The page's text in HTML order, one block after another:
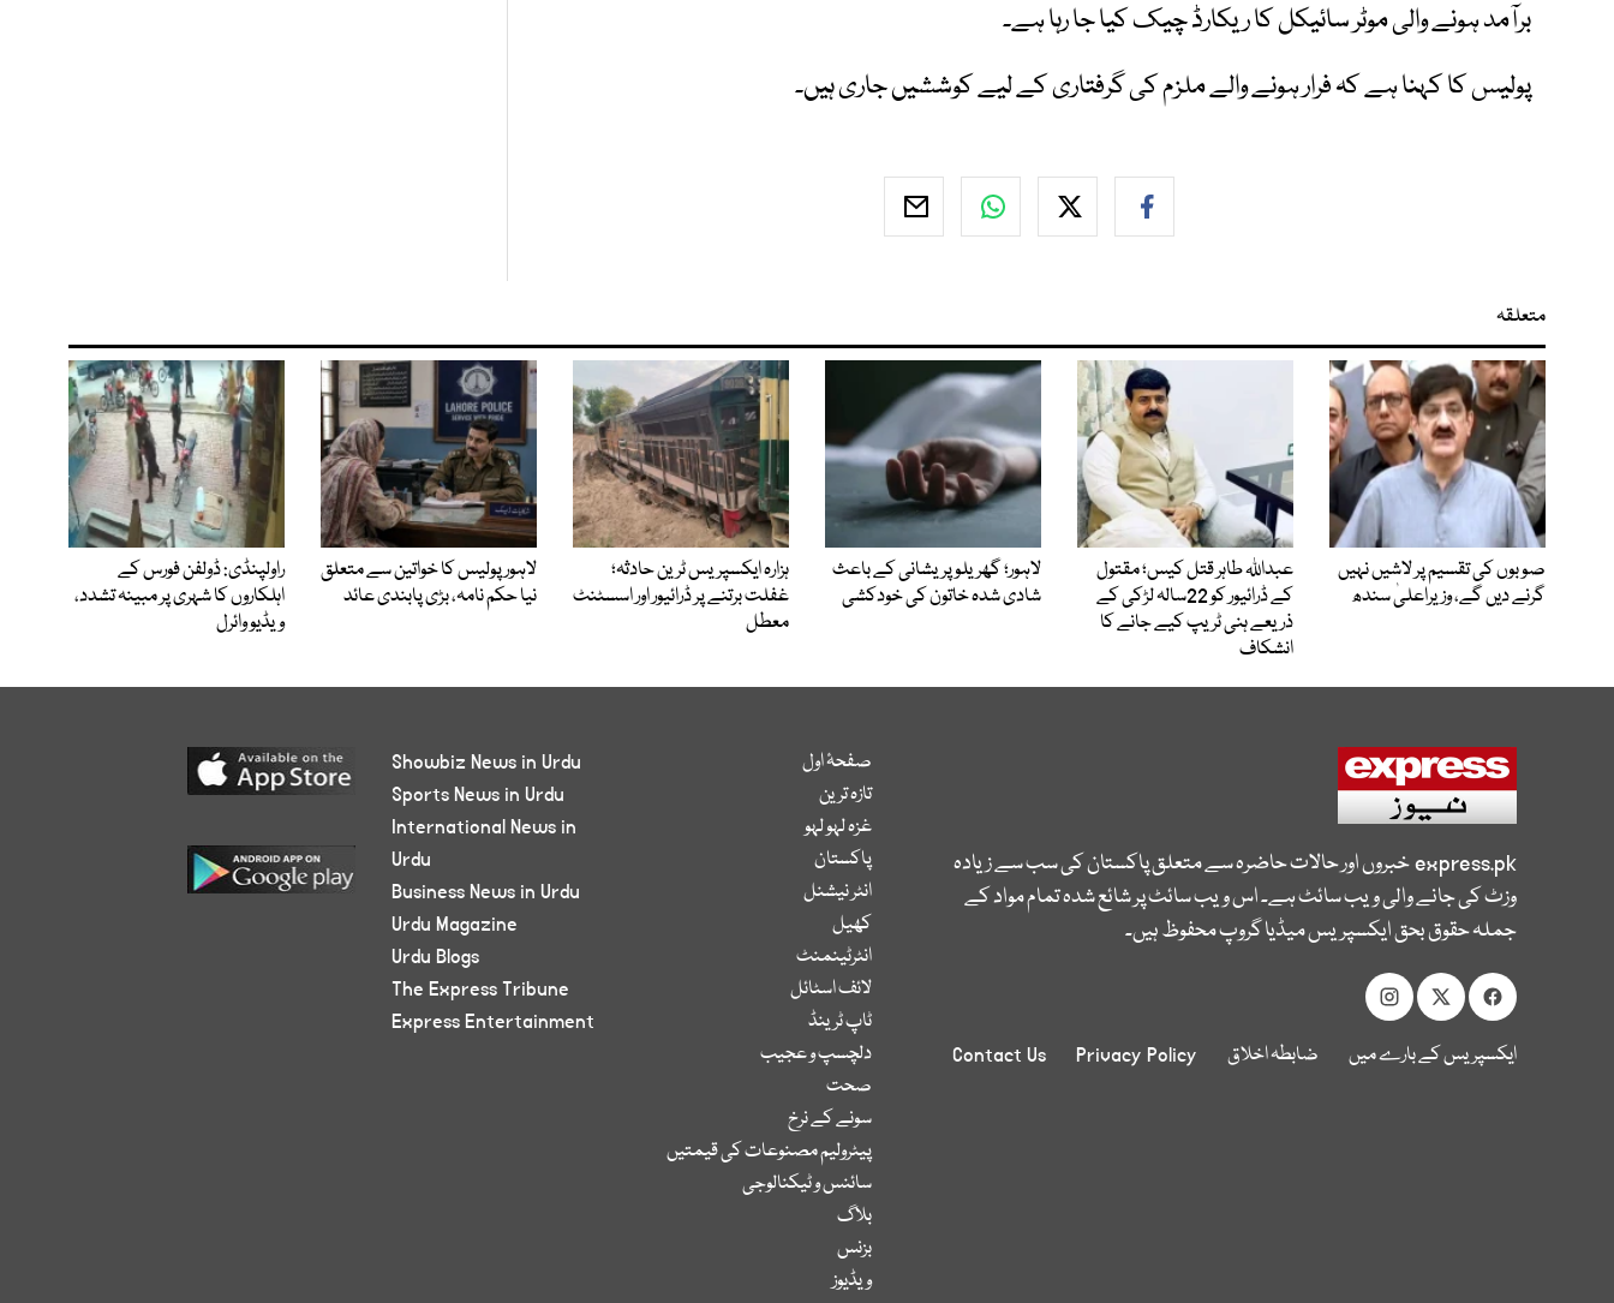
برآمد ہونے والی موٹر سائیکل کا ریکارڈ چیک کیا جا رہا ہے۔
پولیس کا کہنا ہے کہ فرار ہونے والے ملزم کی گرفتاری کے لیے کوششیں جاری ہیں۔
متعلقہ
صوبوں کی تقسیم پر لاشیں نہیں
گرنے دیں گے، وزیراعلیٰ سندھ
عبداللہ طاہر قتل کیس؛ مقتول
کے ڈرائیور کو 22سالہ لڑکی کے
ذریعے ہنی ٹریپ کیے جانے کا
انشکاف
لاہور؛ گھریلو پریشانی کے باعث
شادی شدہ خاتون کی خودکشی
ہزارہ ایکسپریس ٹرین حادثہ؛
غفلت برتنے پر ڈرائیور اور اسسٹنٹ
معطل
لاہور پولیس کا خواتین سے متعلق
نیا حکم نامہ، بڑی پابندی عائد
راولپنڈی: ڈولفن فورس کے
اہلکاروں کا شہری پر مبینہ تشدد،
ویڈیو وائرل
express.pkخبروں اور حالات حاضرہ سے متعلق پاکستان کی سب سے زیادہ
وزٹ کی جانے والی ویب سائٹ ہے۔ اس ویب سائٹ پر شائع شدہ تمام مواد کے
جملہ حقوق بحق ایکسپریس میڈیا گروپ محفوظ ہیں۔
ایکسپریس کے بارے میں ضابطہ اخلاق Privacy Policy
Contact Us
صفحۂ اول
تازہ ترین
غزہ لہو لہو
پاکستان
انٹر نیشنل
کھیل
انٹرٹینمنٹ
لائف اسٹائل
ٹاپ ٹرینڈ
دلچسپ و عجیب
صحت
سونے کے نرخ
پیٹرولیم مصنوعات کی قیمتیں
سائنس و ٹیکنالوجی
بلاگ
بزنس
ویڈیوز
Showbiz News in Urdu
Sports News in Urdu
International News in
Urdu
Business News in Urdu
Urdu Magazine
Urdu Blogs
The Express Tribune
Express Entertainment